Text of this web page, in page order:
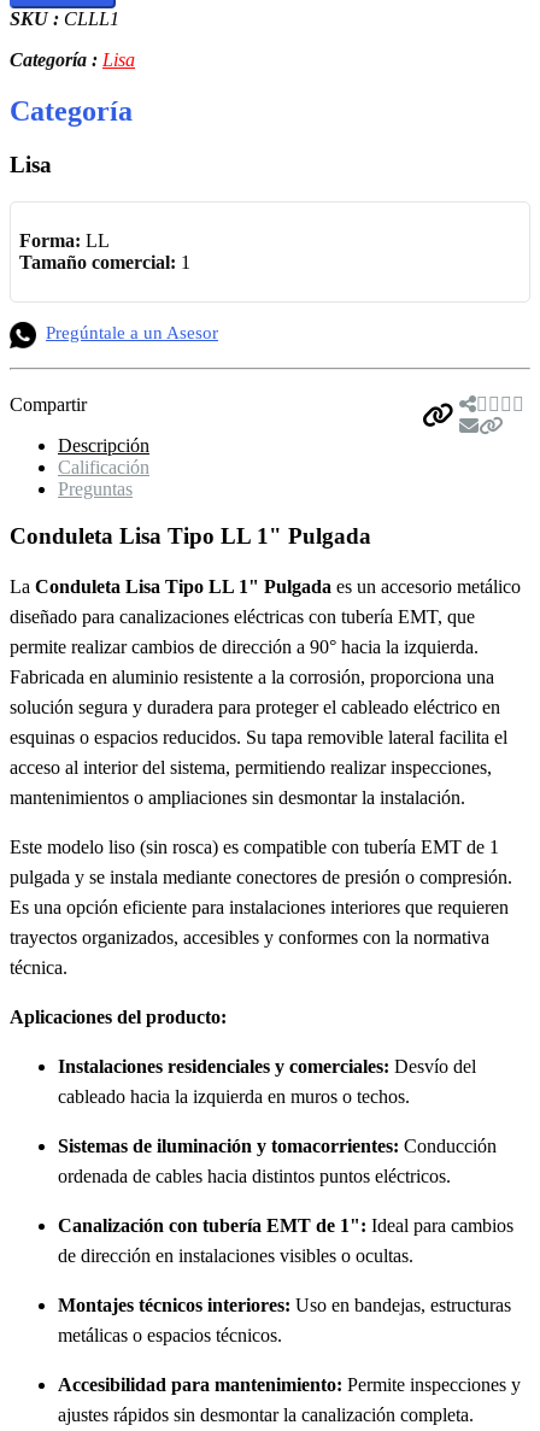
SKU : CLLL1
Categoría : Lisa
Categoría
Lisa
Forma: LL
Tamaño comercial: 1
Pregúntale a un Asesor
Compartir
Descripción
Calificación
Preguntas
Conduleta Lisa Tipo LL 1" Pulgada
La Conduleta Lisa Tipo LL 1" Pulgada es un accesorio metálico
diseñado para canalizaciones eléctricas con tubería EMT, que
permite realizar cambios de dirección a 90° hacia la izquierda.
Fabricada en aluminio resistente a la corrosión, proporciona una
solución segura y duradera para proteger el cableado eléctrico en
esquinas o espacios reducidos. Su tapa removible lateral facilita el
acceso al interior del sistema, permitiendo realizar inspecciones,
mantenimientos o ampliaciones sin desmontar la instalación.
Este modelo liso (sin rosca) es compatible con tubería EMT de 1
pulgada y se instala mediante conectores de presión o compresión.
Es una opción eficiente para instalaciones interiores que requieren
trayectos organizados, accesibles y conformes con la normativa
técnica.
Aplicaciones del producto:
Instalaciones residenciales y comerciales: Desvío del
cableado hacia la izquierda en muros o techos.
Sistemas de iluminación y tomacorrientes: Conducción
ordenada de cables hacia distintos puntos eléctricos.
Canalización con tubería EMT de 1": Ideal para cambios
de dirección en instalaciones visibles o ocultas.
Montajes técnicos interiores: Uso en bandejas, estructuras
metálicas o espacios técnicos.
Accesibilidad para mantenimiento: Permite inspecciones y
ajustes rápidos sin desmontar la canalización completa.